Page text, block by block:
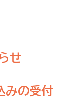
せ
みの受付